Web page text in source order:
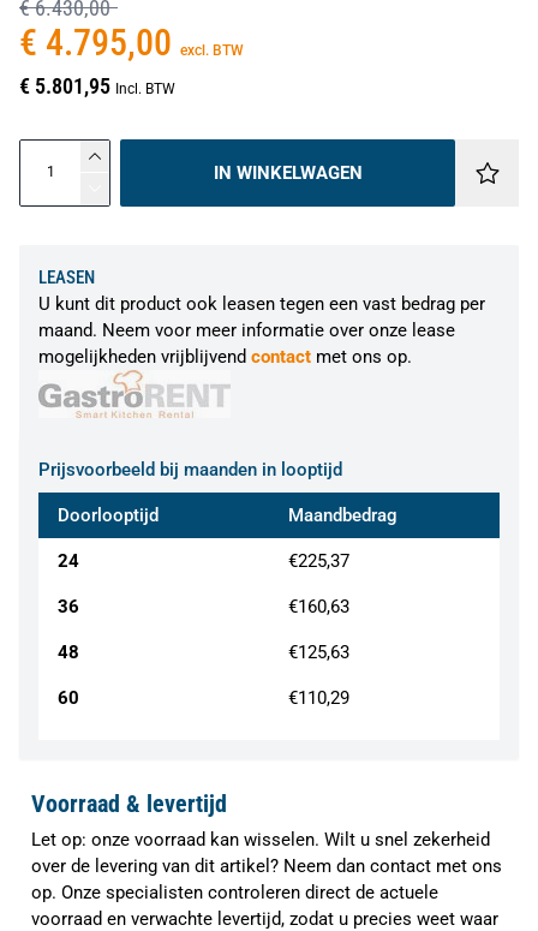
€ 6.430,00
€ 4.795,00 excl. BTW
€ 5.801,95 Incl. BTW
IN WINKELWAGEN
LEASEN
U kunt dit product ook leasen tegen een vast bedrag per
maand. Neem voor meer informatie over onze lease
mogelijkheden vrijblijvend contact met ons op.
Prijsvoorbeeld bij maanden in looptijd
Doorlooptijd
24
36
48
60
Maandbedrag
€225,37
€160,63
€125,63
€110,29
Voorraad & levertijd
Let op: onze voorraad kan wisselen. Wilt u snel zekerheid
over de levering van dit artikel? Neem dan contact met ons
op. Onze specialisten controleren direct de actuele
voorraad en verwachte levertijd, zodat u precies weet waar